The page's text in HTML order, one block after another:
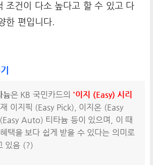
조건이 다소 높다고 할 수 있고 다
한 편입니다.
늄은 KB 국민카드의 '이지 (Easy) 시리
이지픽 (Easy Pick), 이지온 (Easy
Auto) 티타늄 등이 있으며, 이 때
택을 보다 쉽게 받을 수 있다는 의미로
있음 (?)